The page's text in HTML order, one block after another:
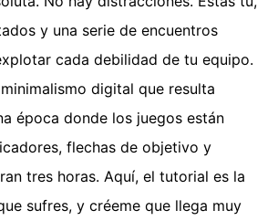
y una serie de encuentros
cada debilidad de tu equipo.
digital que resulta
época donde los juegos están
flechas de objetivo y
tres horas. Aquí, el tutorial es la
sufres, y créeme que llega muy